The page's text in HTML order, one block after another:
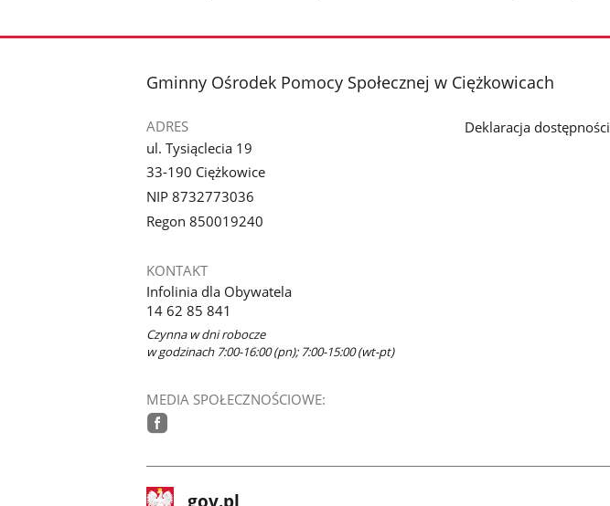
stopka
Gminny Ośrodek Pomocy Społecznej w Ciężkowicach
ADRES
ul. Tysiąclecia 19
33-190 Ciężkowice
NIP 8732773036
Regon 850019240
KONTAKT
Infolinia dla Obywatela
14 62 85 841
Czynna w dni robocze
w godzinach 7:00-16:00 (pn); 7:00-15:00 (wt-pt)
MEDIA SPOŁECZNOŚCIOWE:
Deklaracja dostępności
stopkaStrona
gov.pl